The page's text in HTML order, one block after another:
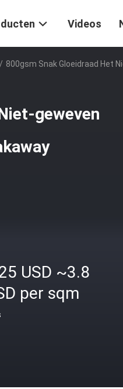
Videos
/ 800gsm Snak Gloeidraad Het
geweven
USD ~3.8
per sqm